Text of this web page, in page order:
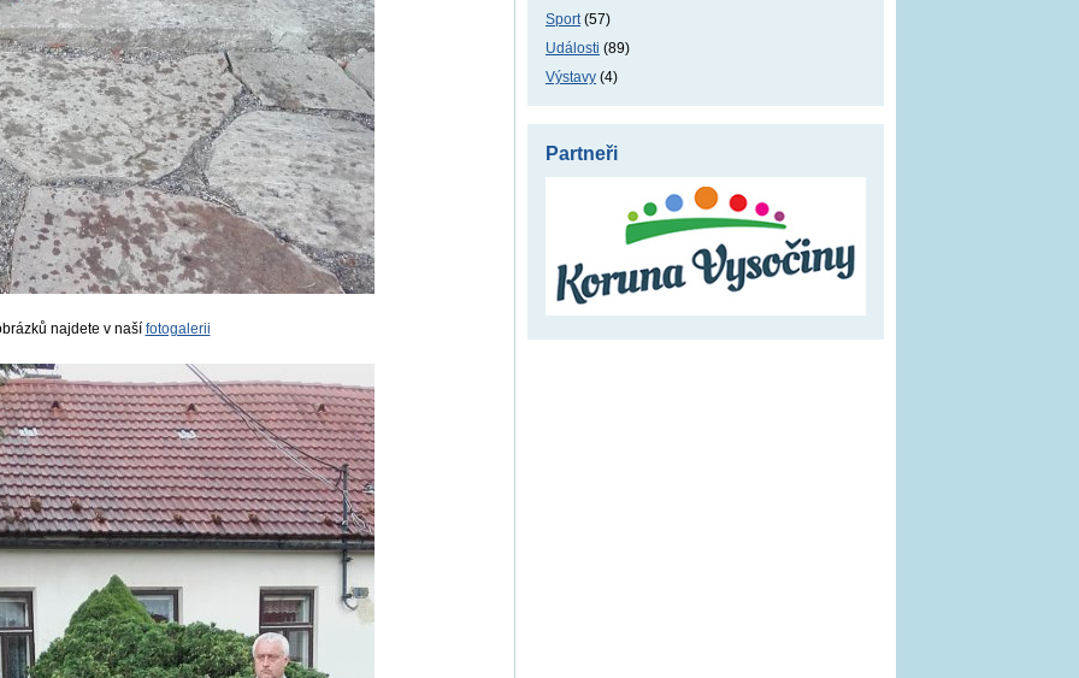
najdete v naší fotogalerii
Sport(57)
Události (89)
Výstavy (4)
Partneři